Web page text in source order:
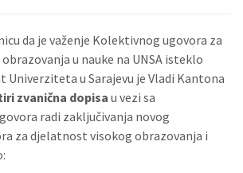
da je važenje Kolektivnog ugovora za
u nauke na UNSA isteklo
Univerziteta u Sarajevu je Vladi Kantona
zvanična dopisa u vezi sa
radi zaključivanja novog
za djelatnost visokog obrazovanja i